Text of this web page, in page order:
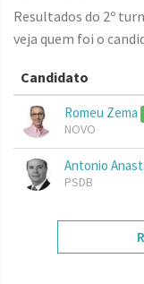
Resultados do 2º
veja quem foi o
Candidato
Romeu Zema
NOVO
Antonio
PSDB